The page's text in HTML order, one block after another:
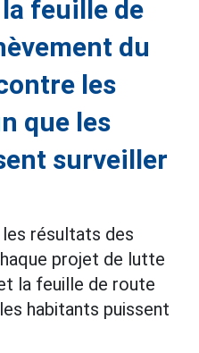
feuille de
du
les
que les
surveiller
résultats des
projet de lutte
la feuille de route
habitants puissent